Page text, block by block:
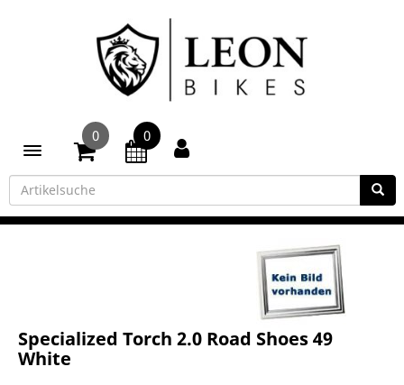
Toggle navigation
0 0
Specialized Torch 2.0 Road Shoes 49
White